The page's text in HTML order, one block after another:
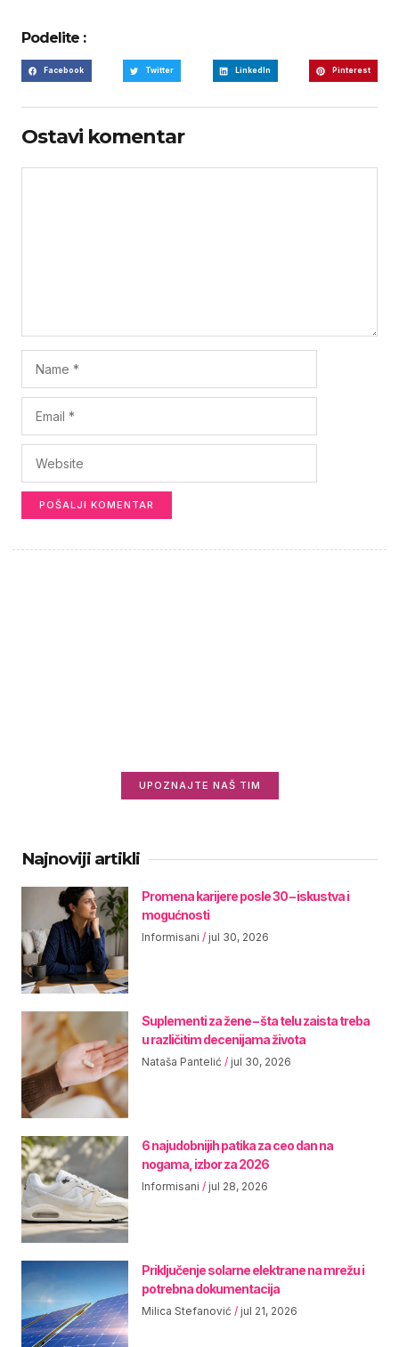
Podelite :
Facebook Twitter LinkedIn Pinterest
Ostavi komentar
UPOZNAJTE NAŠ TIM
Najnoviji artikli
Promena karijere posle 30 – iskustva i
mogućnosti
Informisani jul 30, 2026
Suplementi za žene – šta telu zaista treba
u različitim decenijama života
Nataša Pantelić jul 30, 2026
6 najudobnijih patika za ceo dan na
nogama, izbor za 2026
Informisani jul 28, 2026
Priključenje solarne elektrane na mrežu i
potrebna dokumentacija
Milica Stefanović jul 21, 2026